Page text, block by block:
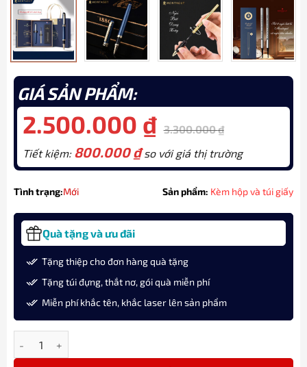
GIÁ SẢN PHẨM:
2.500.000 ₫ 3.300.000₫
Tiết kiệm: 800.000₫so với giá thị trường
Tình trạng:Mới Sản phẩm: Kèm hộp và túi giấy
Quà tặng và ưu đãi
Tặng thiệp cho đơn hàng quà tặng
Tặng túi đựng, thắt nơ, gói quà miễn phí
Miễn phí khắc tên, khắc laser lên sản phẩm